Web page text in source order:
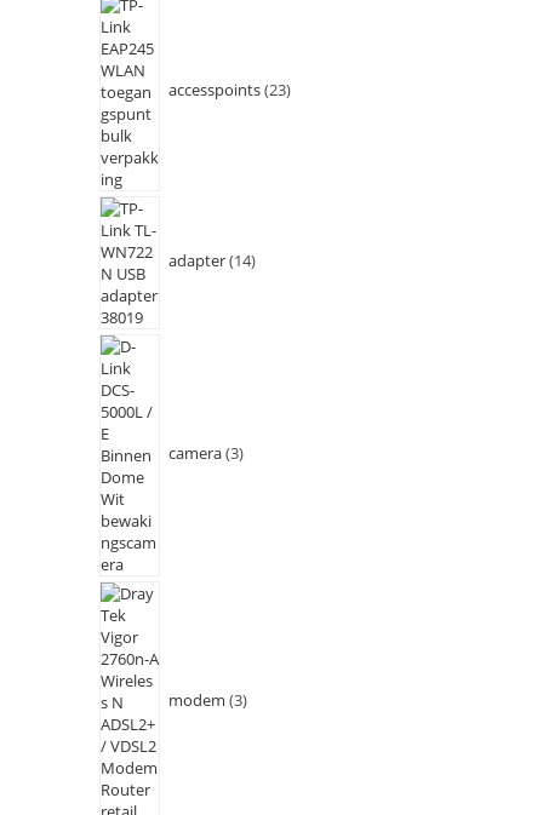
accesspoints 23
adapter 14
camera 3
modem 3